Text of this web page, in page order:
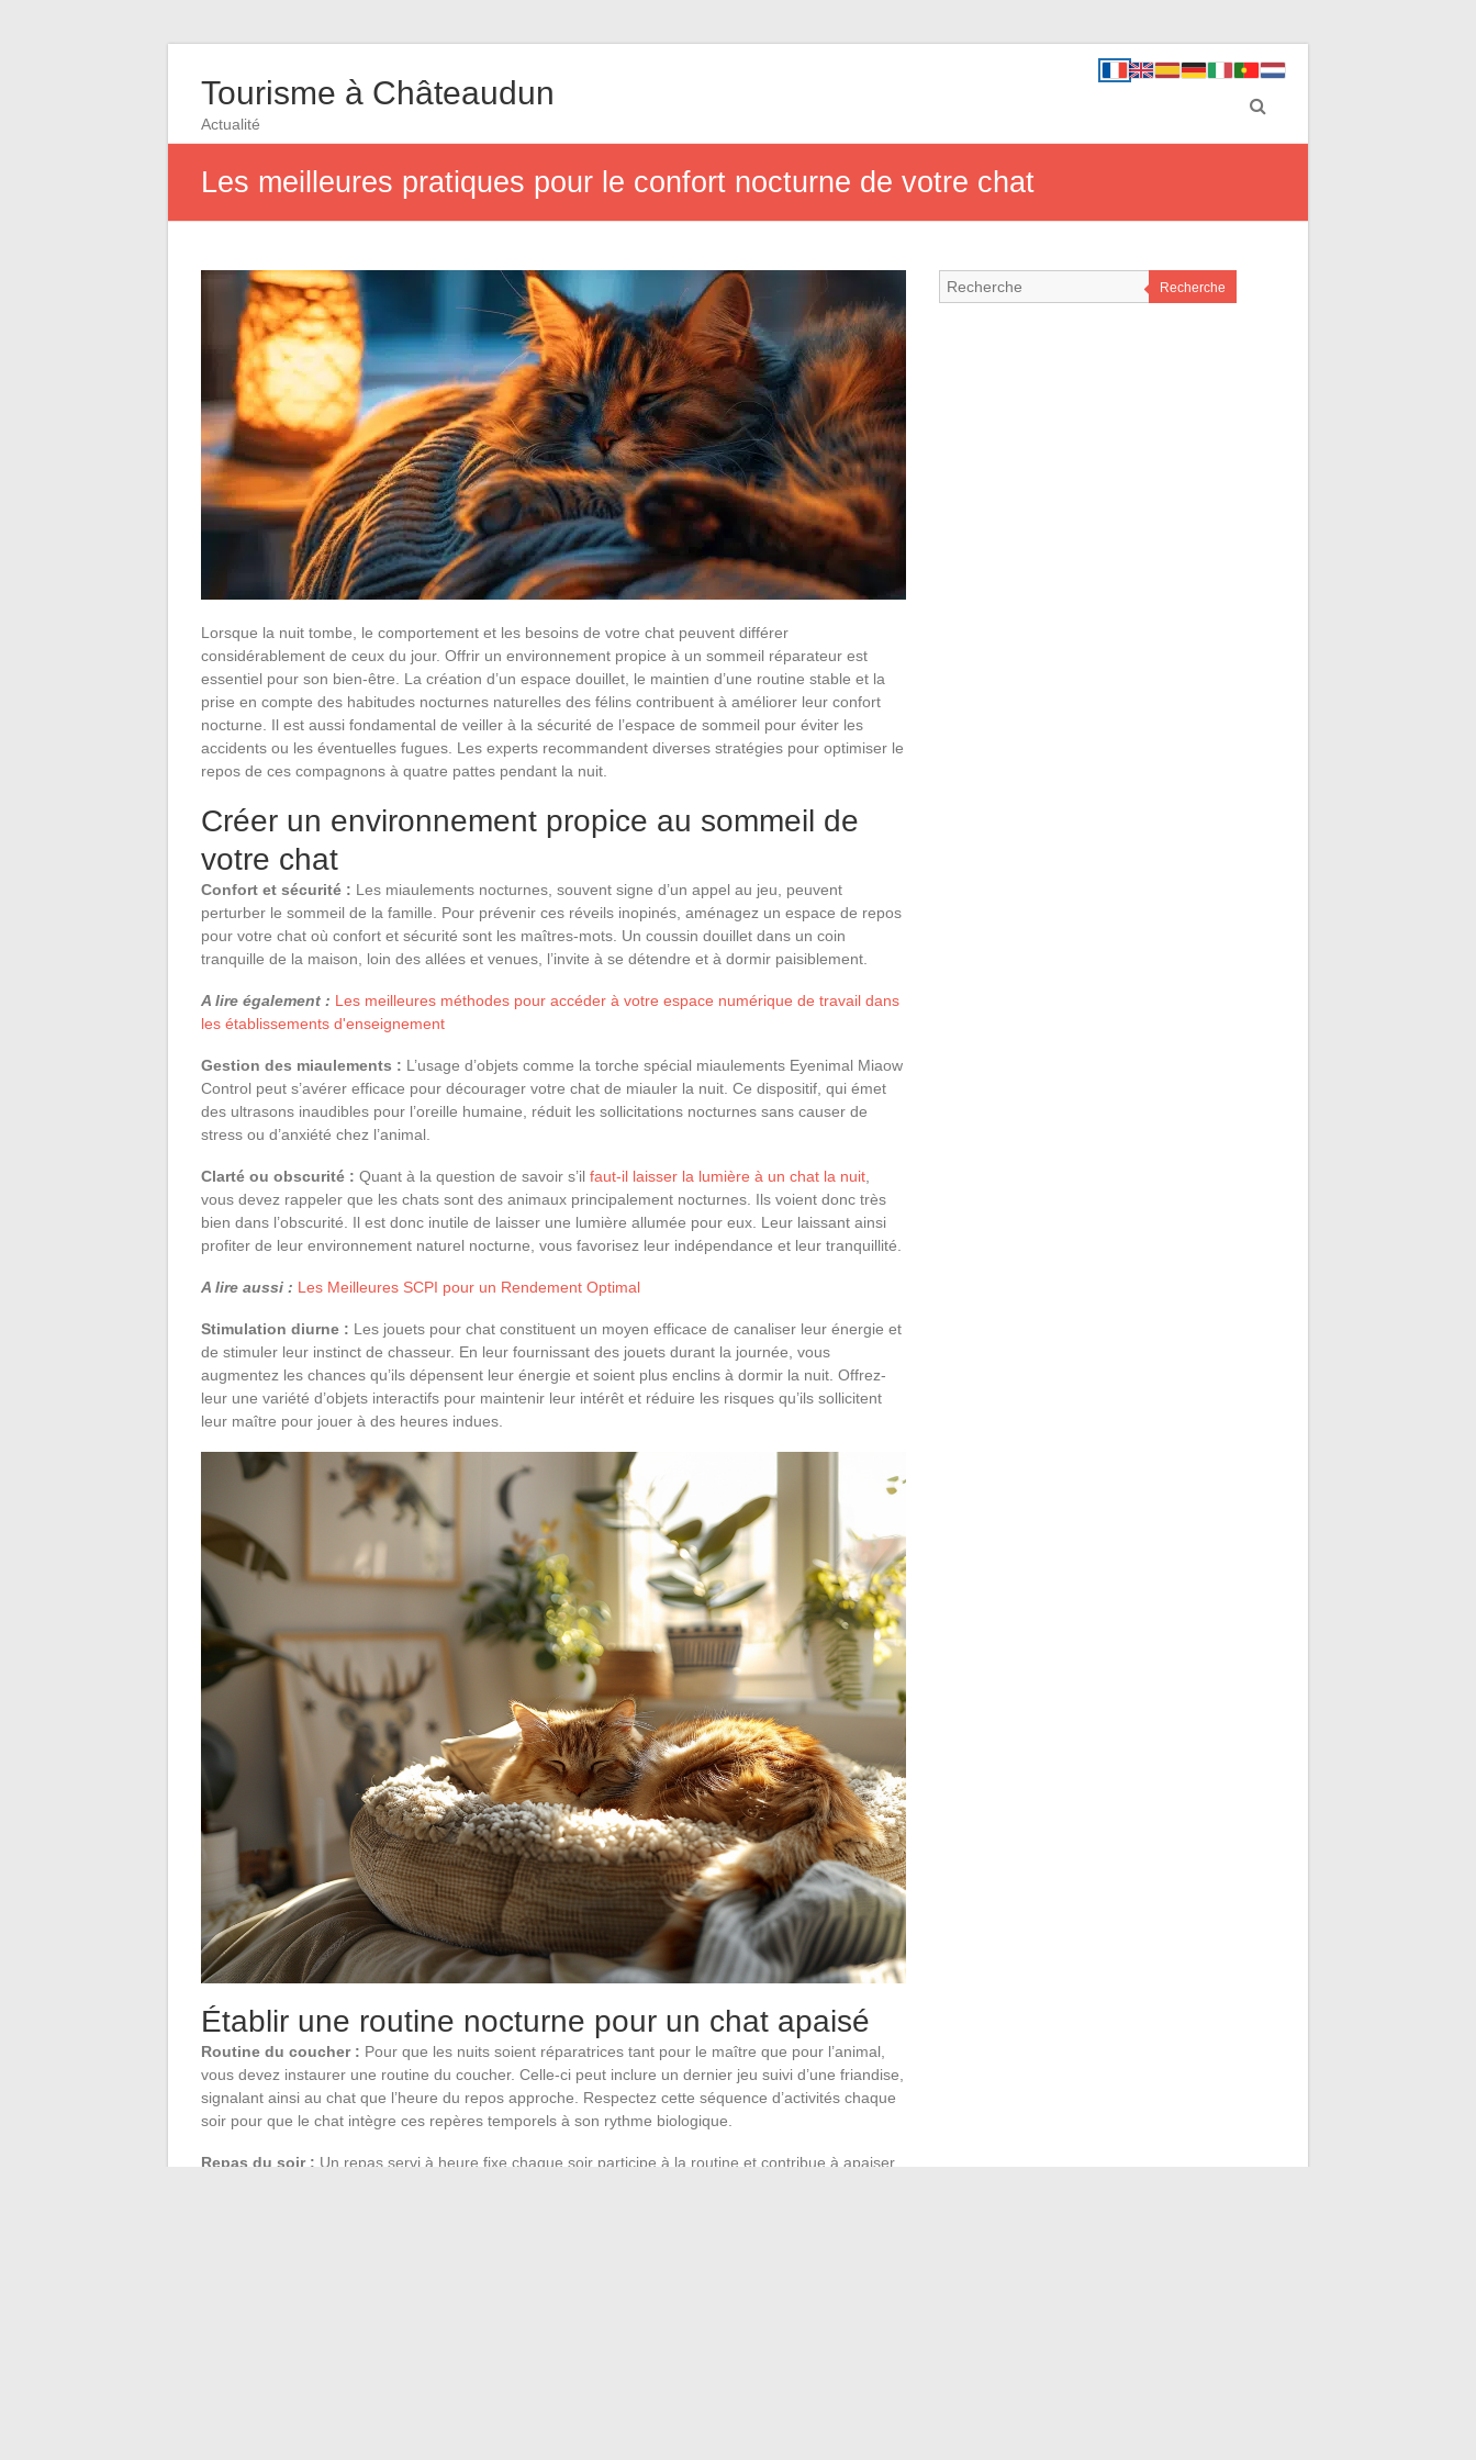
Tourisme à Châteaudun
Actualité
Les meilleures pratiques pour le confort nocturne de votre chat
Lorsque la nuit tombe, le comportement et les besoins de votre chat peuvent différer
considérablement de ceux du jour. Offrir un environnement propice à un sommeil réparateur est
essentiel pour son bien-être. La création d’un espace douillet, le maintien d’une routine stable et la
prise en compte des habitudes nocturnes naturelles des félins contribuent à améliorer leur confort
nocturne. Il est aussi fondamental de veiller à la sécurité de l’espace de sommeil pour éviter les
accidents ou les éventuelles fugues. Les experts recommandent diverses stratégies pour optimiser le
repos de ces compagnons à quatre pattes pendant la nuit.
Créer un environnement propice au sommeil de
votre chat
Confort et sécurité : Les miaulements nocturnes, souvent signe d’un appel au jeu, peuvent
perturber le sommeil de la famille. Pour prévenir ces réveils inopinés, aménagez un espace de repos
pour votre chat où confort et sécurité sont les maîtres-mots. Un coussin douillet dans un coin
tranquille de la maison, loin des allées et venues, l’invite à se détendre et à dormir paisiblement.
A lire également : Les meilleures méthodes pour accéder à votre espace numérique de travail dans
les établissements d'enseignement
Gestion des miaulements : L’usage d’objets comme la torche spécial miaulements Eyenimal Miaow
Control peut s’avérer efficace pour décourager votre chat de miauler la nuit. Ce dispositif, qui émet
des ultrasons inaudibles pour l’oreille humaine, réduit les sollicitations nocturnes sans causer de
stress ou d’anxiété chez l’animal.
Clarté ou obscurité : Quant à la question de savoir s’il faut-il laisser la lumière à un chat la nuit
vous devez rappeler que les chats sont des animaux principalement nocturnes. Ils voient donc très
bien dans l’obscurité. Il est donc inutile de laisser une lumière allumée pour eux. Leur laissant ainsi
profiter de leur environnement naturel nocturne, vous favorisez leur indépendance et leur tranquillité.
A lire aussi : Les Meilleures SCPI pour un Rendement Optimal
Stimulation diurne : Les jouets pour chat constituent un moyen efficace de canaliser leur énergie et
de stimuler leur instinct de chasseur. En leur fournissant des jouets durant la journée, vous
augmentez les chances qu’ils dépensent leur énergie et soient plus enclins à dormir la nuit. Offrez-
leur une variété d’objets interactifs pour maintenir leur intérêt et réduire les risques qu’ils sollicitent
leur maître pour jouer à des heures indues.
Établir une routine nocturne pour un chat apaisé
Routine du coucher : Pour que les nuits soient réparatrices tant pour le maître que pour l’animal,
vous devez instaurer une routine du coucher. Celle-ci peut inclure un dernier jeu suivi d’une friandise,
signalant ainsi au chat que l’heure du repos approche. Respectez cette séquence d’activités chaque
soir pour que le chat intègre ces repères temporels à son rythme biologique.
Repas du soir : Un repas servi à heure fixe chaque soir participe à la routine et contribue à apaiser
Recherche